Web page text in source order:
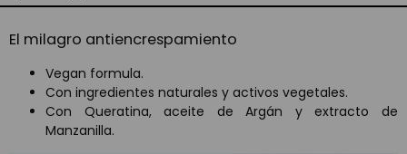
El milagro antiencrespamiento
Vegan formula.
Con ingredientes naturales y activos vegetales.
Con Queratina, aceite de Argán y extracto de
Manzanilla.